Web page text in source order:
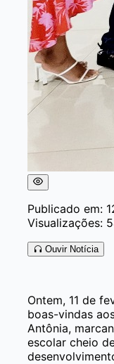
Publicado em:
Visualizações:
Ouvir Notícia
Ontem, 11 de
boas-vindas
Antônia,
escolar cheio